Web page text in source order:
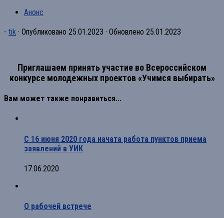
Анонс
- tik · Опубликовано 25.01.2023 · Обновлено 25.01.2023
Приглашаем принять участие во Всероссийском
конкурсе молодежных проектов «Учимся выбирать»
Вам может также понравиться...
С 16 июня 2020 года начата работа пунктов приема
заявлений в УИК
17.06.2020
О рабочей встрече